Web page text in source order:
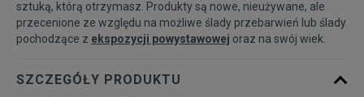
42,5 27 cm Powiadom o dostępności
sztuką, którą otrzymasz. Produkty są nowe, nieużywane, ale
przecenione ze względu na możliwe ślady przebarwień lub ślady
pochodzące z ekspozycji powystawowej oraz na swój wiek.
SZCZEGÓŁY PRODUKTU